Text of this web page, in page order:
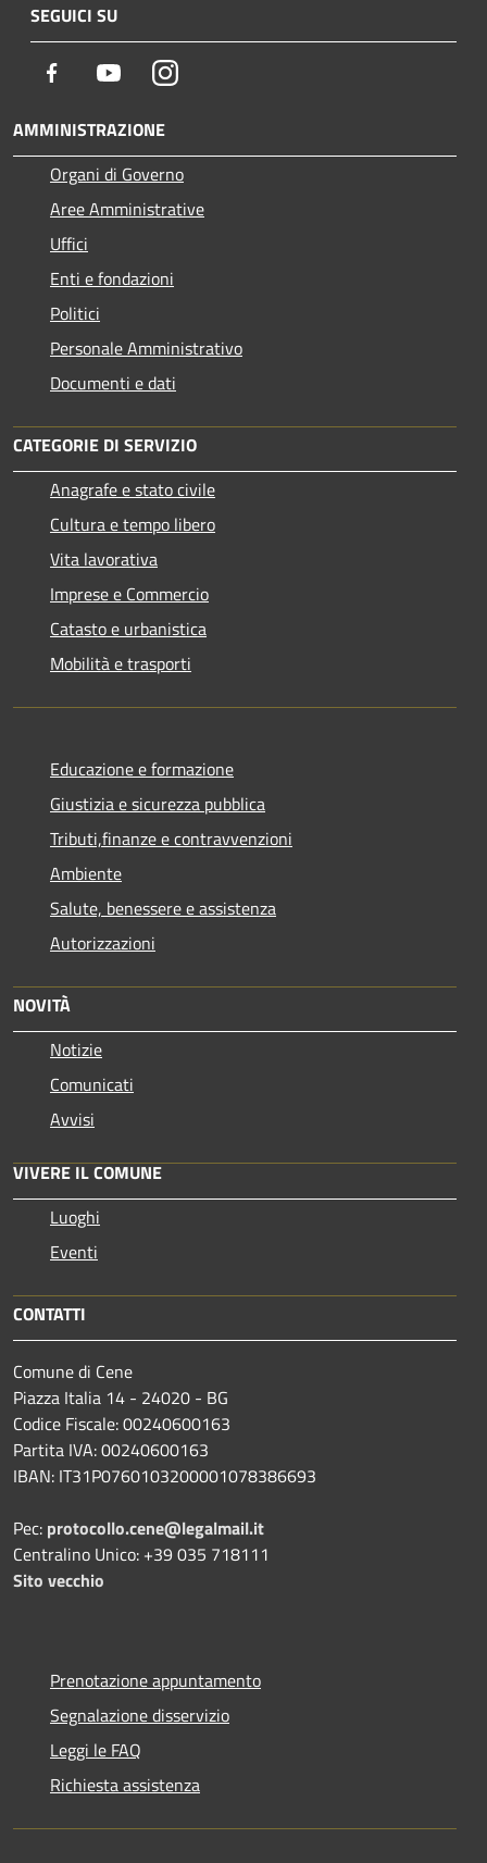
SEGUICI SU
Facebook YoutubeInstagram
AMMINISTRAZIONE
Organi di Governo
Aree Amministrative
Uffici
Enti e fondazioni
Politici
Personale Amministrativo
Documenti e dati
CATEGORIE DI SERVIZIO
Anagrafe e stato civile
Cultura e tempo libero
Vita lavorativa
Imprese e Commercio
Catasto e urbanistica
Mobilità e trasporti
Educazione e formazione
Giustizia e sicurezza pubblica
Tributi,finanze e contravvenzioni
Ambiente
Salute, benessere e assistenza
Autorizzazioni
NOVITÀ
Notizie
Comunicati
Avvisi
VIVERE IL COMUNE
Luoghi
Eventi
CONTATTI
Comune di Cene
Piazza Italia 14 - 24020 - BG
Codice Fiscale: 00240600163
Partita IVA: 00240600163
IBAN: IT31P0760103200001078386693
Pec: protocollo.cene@legalmail.it
Centralino Unico: +39 035 718111
Sito vecchio
Prenotazione appuntamento
Segnalazione disservizio
Leggi le FAQ
Richiesta assistenza